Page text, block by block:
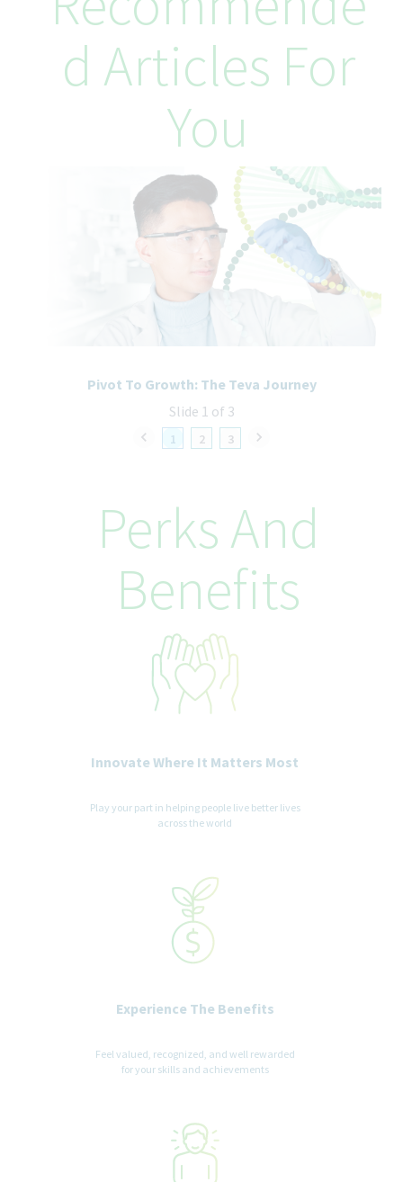
D Articles For
You
1 2 3
Pivot To Growth: The Teva Journey
Slide 1 of 3
Perks And
Benefits
Innovate Where It Matters Most
Play your part in helping people live better lives
across the world
Experience The Benefits
Feel valued, recognized, and well rewarded
for your skills and achievements